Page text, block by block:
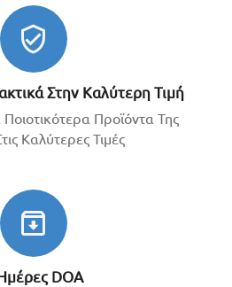
ή γενικά
σε σχέση με το γνήσιο.
Στην Καλύτερη Τιμή
Προϊόντα Της
Καλύτερες Τιμές
DOA